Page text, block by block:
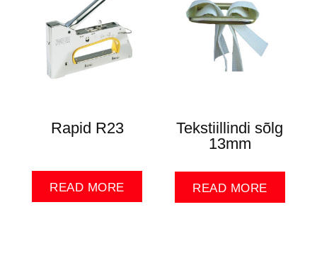
Rapid R23
READ MORE
Tekstiillindi sõlg
13mm
READ MORE